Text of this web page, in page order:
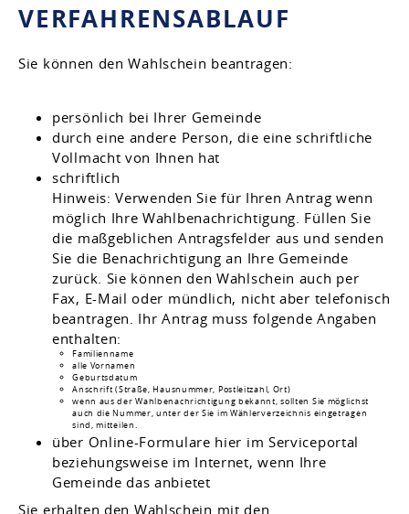
VERFAHRENSABLAUF
Sie können den Wahlschein beantragen:
persönlich bei Ihrer Gemeinde
durch eine andere Person, die eine schriftliche
Vollmacht von Ihnen hat
schriftlich
Hinweis: Verwenden Sie für Ihren Antrag wenn
möglich Ihre Wahlbenachrichtigung. Füllen Sie
die maßgeblichen Antragsfelder aus und senden
Sie die Benachrichtigung an Ihre Gemeinde
zurück. Sie können den Wahlschein auch per
Fax, E-Mail oder mündlich, nicht aber telefonisch
beantragen. Ihr Antrag muss folgende Angaben
enthalten:
Familienname
alle Vornamen
Geburtsdatum
Anschrift (Straße, Hausnummer, Postleitzahl, Ort)
wenn aus der Wahlbenachrichtigung bekannt, sollten Sie möglichst
auch die Nummer, unter der Sie im Wählerverzeichnis eingetragen
sind, mitteilen.
über Online-Formulare hier im Serviceportal
beziehungsweise im Internet, wenn Ihre
Gemeinde das anbietet
Sie erhalten den Wahlschein mit den